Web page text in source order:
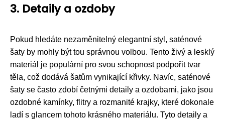
3. Detaily a ozdoby
Pokud hledáte nezaměnitelný elegantní styl, saténové
šaty by mohly být tou správnou volbou. Tento živý a lesklý
materiál je populární pro svou schopnost podpořit tvar
těla, což dodává šatům vynikající křivky. Navíc, saténové
šaty se často zdobí četnými detaily a ozdobami, jako jsou
ozdobné kamínky, flitry a rozmanité krajky, které dokonale
ladí s glancem tohoto krásného materiálu. Tyto detaily a